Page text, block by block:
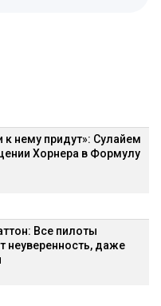
нему придут»: Сулайем
Хорнера в Формулу
Все пилоты
неуверенность, даже